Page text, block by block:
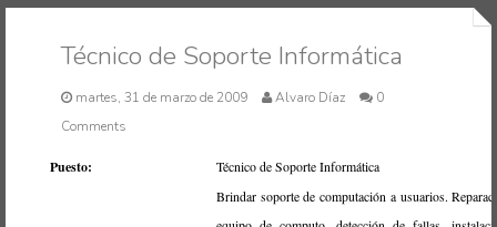
Inicio
Técnico de Soporte Informática
martes, 31 de marzo de 2009 Alvaro Díaz
0
Comments
Puesto: Técnico de Soporte Informática
Brindar soporte de computación a usuarios.